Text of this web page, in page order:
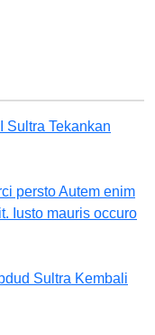
Sultra Tekankan
persto Autem enim
Iusto mauris occuro
Sultra Kembali